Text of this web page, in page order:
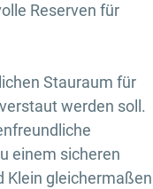
Reserven für
Stauraum für
werden soll.
einem sicheren
Klein gleichermaßen